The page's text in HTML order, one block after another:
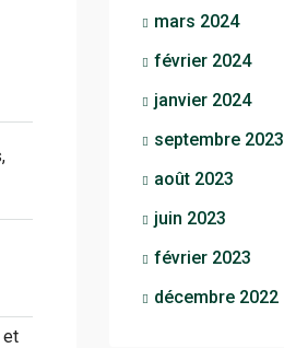
et
mars 2024
février 2024
janvier 2024
septembre 2023
août 2023
juin 2023
février 2023
décembre 2022